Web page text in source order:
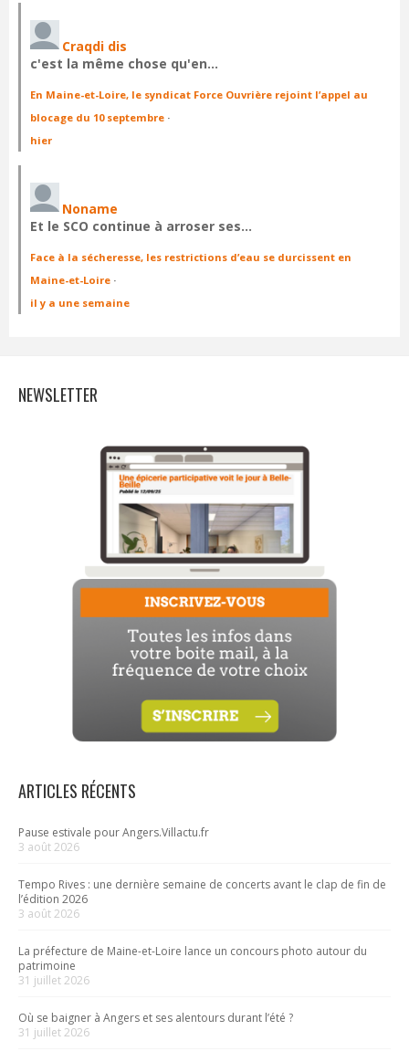
Craqdi dis
c'est la même chose qu'en…
En Maine-et-Loire, le syndicat Force Ouvrière rejoint l’appel au
blocage du 10 septembre ·
hier
Noname
Et le SCO continue à arroser ses…
Face à la sécheresse, les restrictions d’eau se durcissent en
Maine-et-Loire ·
il y a une semaine
NEWSLETTER
ARTICLES RÉCENTS
Pause estivale pour Angers.Villactu.fr
3 août 2026
Tempo Rives : une dernière semaine de concerts avant le clap de fin de
l’édition 2026
3 août 2026
La préfecture de Maine-et-Loire lance un concours photo autour du
patrimoine
31 juillet 2026
Où se baigner à Angers et ses alentours durant l’été ?
31 juillet 2026